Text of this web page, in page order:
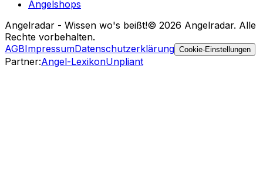
Angelshops
Angelradar - Wissen wo's beißt!© 2026 Angelradar. Alle
Rechte vorbehalten.
AGBImpressumDatenschutzerklärung Cookie-Einstellungen
Partner:Angel-LexikonUnpliant